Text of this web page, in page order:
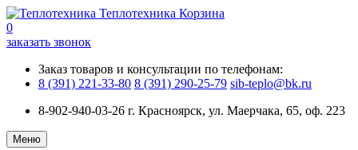
Теплотехника Корзина
0
заказать звонок
Заказ товаров и консультации по телефонам:
8 (391) 221-33-80 8 (391) 290-25-79 sib-teplo@bk.ru
8-902-940-03-26 г. Красноярск, ул. Маерчака, 65, оф. 223
Меню